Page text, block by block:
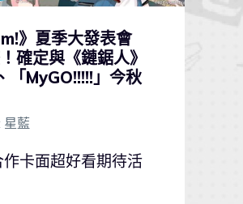
》夏季大發表會
確定與《鏈鋸人》
「MyGO!!!!!」今秋
星藍
作卡面超好看期待活